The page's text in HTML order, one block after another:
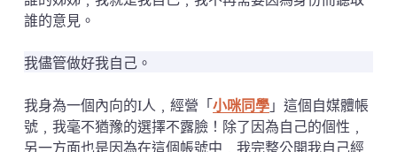
誰的意見。
我儘管做好我自己。
我身為一個內向的I人﹐經營「 小咪同學」這個自媒體帳
號﹐我毫不猶豫的選擇不露臉！除了因為自己的個性﹐
另一方面也是因為在這個帳號中﹐我完整公開我自己經